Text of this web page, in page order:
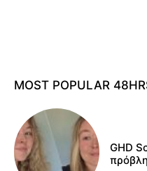
MOST POPULAR
GHD